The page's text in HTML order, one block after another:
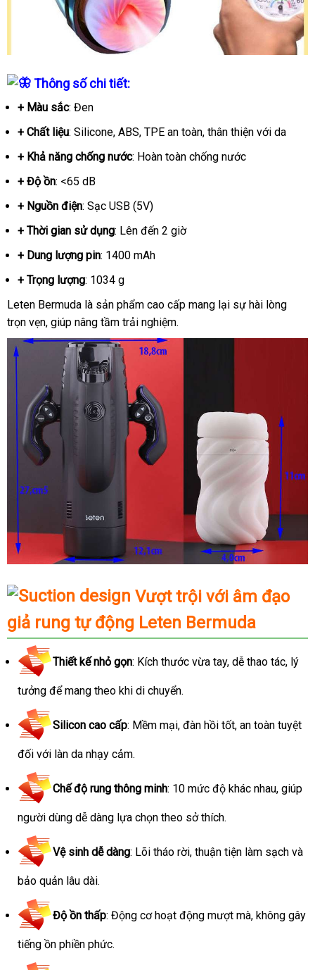
Thông số chi tiết:
+ Màu sắc: Đen
+ Chất liệu: Silicone, ABS, TPE an toàn, thân thiện với da
+ Khả năng chống nước: Hoàn toàn chống nước
+ Độ ồn: <65 dB
+ Nguồn điện: Sạc USB (5V)
+ Thời gian sử dụng: Lên đến 2 giờ
+ Dung lượng pin: 1400 mAh
+ Trọng lượng: 1034 g
Leten Bermuda là sản phẩm cao cấp mang lại sự hài lòng
trọn vẹn, giúp nâng tầm trải nghiệm.
Vượt trội với âm đạo
giả rung tự động Leten Bermuda
Thiết kế nhỏ gọn: Kích thước vừa tay, dễ thao tác, lý
tưởng để mang theo khi di chuyển.
Silicon cao cấp: Mềm mại, đàn hồi tốt, an toàn tuyệt
đối với làn da nhạy cảm.
Chế độ rung thông minh: 10 mức độ khác nhau, giúp
người dùng dễ dàng lựa chọn theo sở thích.
Vệ sinh dễ dàng: Lõi tháo rời, thuận tiện làm sạch và
bảo quản lâu dài.
Độ ồn thấp: Động cơ hoạt động mượt mà, không gây
tiếng ồn phiền phức.